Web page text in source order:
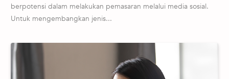
berpotensi dalam melakukan pemasaran melalui media sosial.
Untuk mengembangkan jenis...